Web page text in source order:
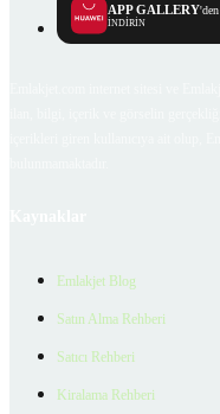
APP GALLERY'den
İNDİRİN
Emlakjet Blog
Satın Alma Rehberi
Satıcı Rehberi
Kiralama Rehberi